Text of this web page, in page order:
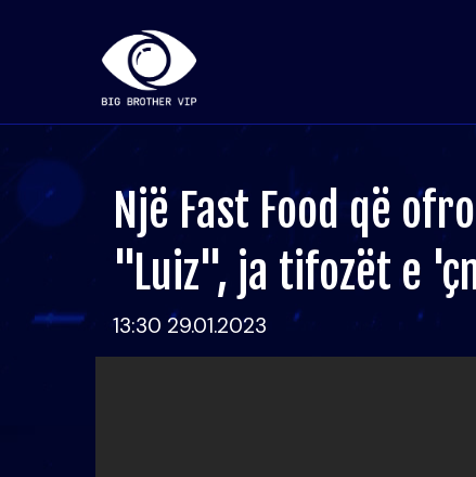
Një Fast Food që
"Luiz", ja tifozët e
13:30 29.01.2023